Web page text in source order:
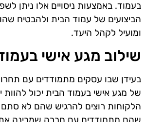
בעמוד. באמצעות ניסויים אלו ניתן
הביצועים של עמוד הבית ולהבטיח
ומועיל לקהל היעד.
שילוב מגע אישי
בעידן שבו עסקים מתמודדים עם
של מגע אישי בעמוד הבית יכול להוות
הלקוחות רוצים להרגיש שהם לא